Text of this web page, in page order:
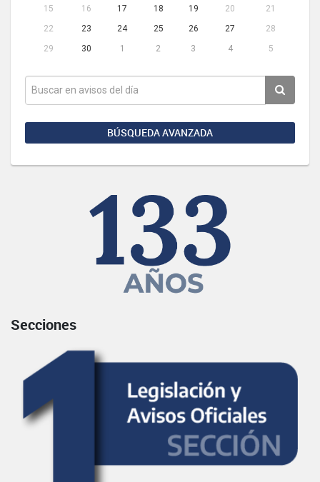
15
16 17 18 19 20
21
22
23 24 25 26 27
28
29
30 1 2 3 4 5
BÚSQUEDA AVANZADA
Secciones